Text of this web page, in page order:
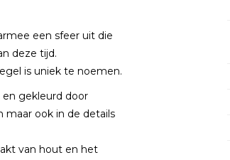
een sfeer uit die
deze tijd.
is uniek te noemen.
gekleurd door
maar ook in de details
van hout en het